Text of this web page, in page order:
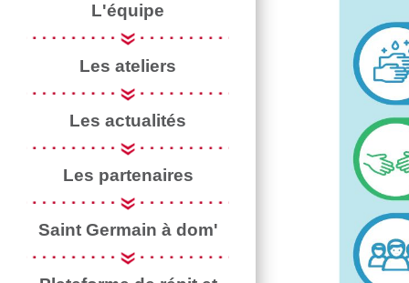
L'équipe
Les ateliers
Les actualités
Les partenaires
Saint Germain à dom'